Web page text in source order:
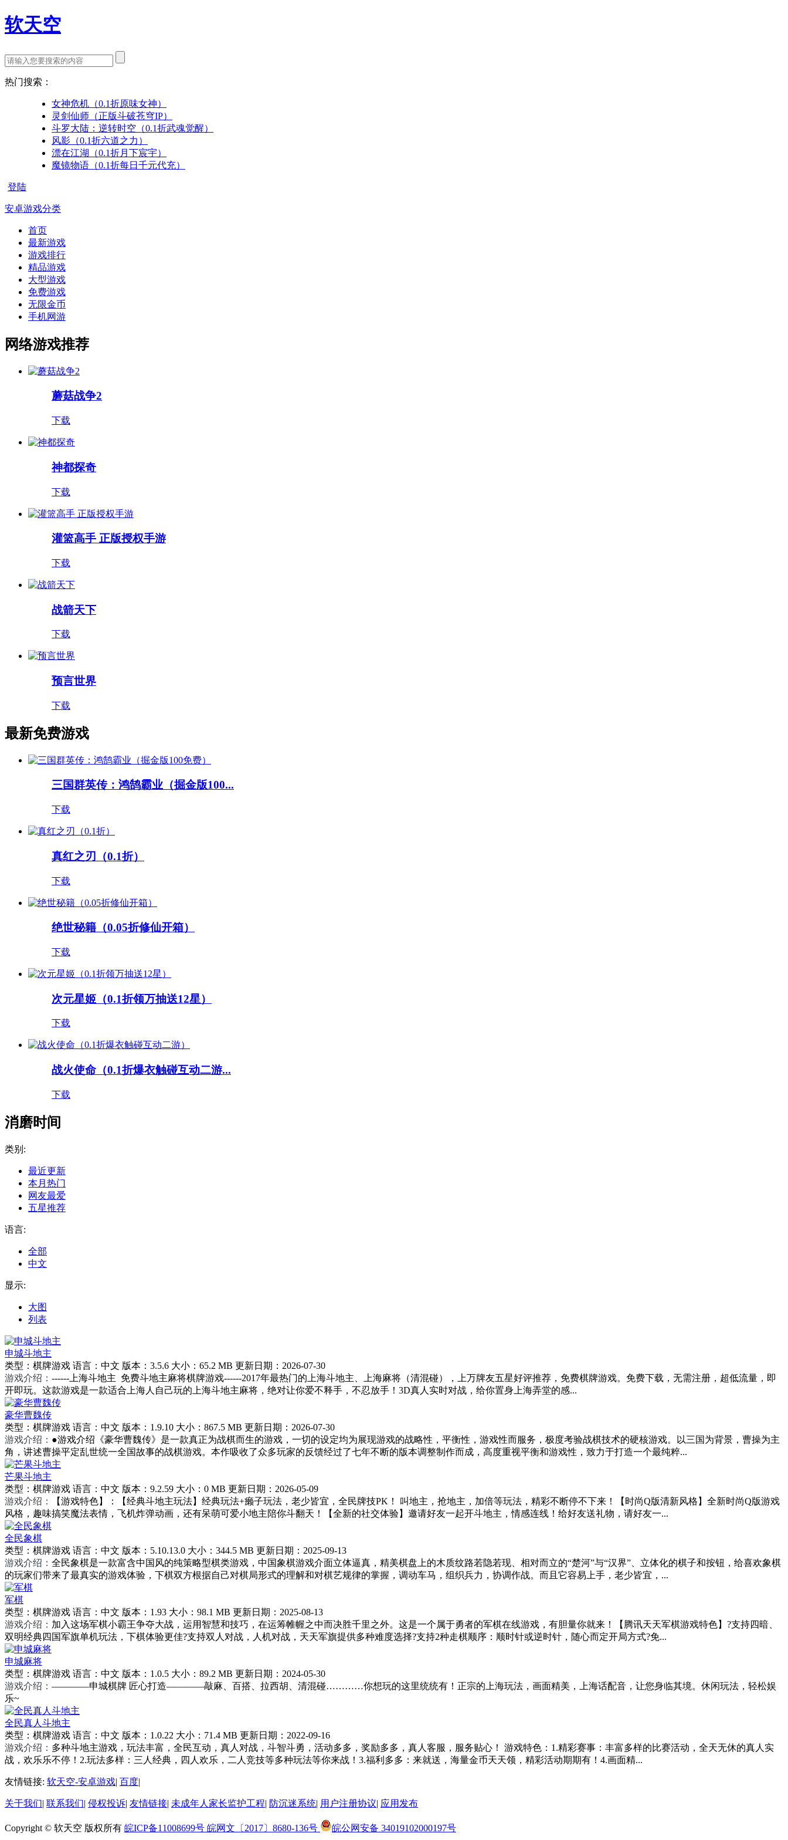
软天空
热门搜索：
女神危机（0.1折原味女神）
灵剑仙师（正版斗破苍穹IP）
斗罗大陆：逆转时空（0.1折武魂觉醒）
风影（0.1折六道之力）
漂在江湖（0.1折月下宸宇）
魔镜物语（0.1折每日千元代充）
登陆
安卓游戏分类
首页
最新游戏
游戏排行
精品游戏
大型游戏
免费游戏
无限金币
手机网游
网络游戏推荐
蘑菇战争2
下载
神都探奇
下载
灌篮高手 正版授权手游
下载
战箭天下
下载
预言世界
下载
最新免费游戏
三国群英传：鸿鹄霸业（掘金版100...
下载
真红之刃（0.1折）
下载
绝世秘籍（0.05折修仙开箱）
下载
次元星姬（0.1折领万抽送12星）
下载
战火使命（0.1折爆衣触碰互动二游...
下载
消磨时间
类别:
最近更新
本月热门
网友最爱
五星推荐
语言:
全部
中文
显示:
大图
列表
申城斗地主
类型： 棋牌游戏 语言： 中文 版本： 3.5.6 大小： 65.2 MB 更新日期： 2026-07-30
游戏介绍： ------上海斗地主 免费斗地主麻将棋牌游戏------2017年最热门的上海斗地主、上海麻将（清混碰），上万牌友五星好评推荐，免费棋牌游戏。免费下载，无需注册，超低流量，即
开即玩。这款游戏是一款适合上海人自己玩的上海斗地主麻将，绝对让你爱不释手，不忍放手！3D真人实时对战，给你置身上海弄堂的感...
豪华曹魏传
类型： 棋牌游戏 语言： 中文 版本： 1.9.10 大小： 867.5 MB 更新日期： 2026-07-30
游戏介绍： ●游戏介绍《豪华曹魏传》是一款真正为战棋而生的游戏，一切的设定均为展现游戏的战略性，平衡性，游戏性而服务，极度考验战棋技术的硬核游戏。以三国为背景，曹操为主
角，讲述曹操平定乱世统一全国故事的战棋游戏。本作吸收了众多玩家的反馈经过了七年不断的版本调整制作而成，高度重视平衡和游戏性，致力于打造一个最纯粹...
芒果斗地主
类型： 棋牌游戏 语言： 中文 版本： 9.2.59 大小： 0 MB 更新日期： 2026-05-09
游戏介绍：
【游戏特色】：【经典斗地主玩法】经典玩法+癞子玩法，老少皆宜，全民牌技PK！ 叫地主，抢地主，加倍等玩法，精彩不断停不下来！【时尚Q版清新风格】全新时尚Q版游戏
风格，趣味搞笑魔法表情，飞机炸弹动画，还有呆萌可爱小地主陪你斗翻天！【全新的社交体验】邀请好友一起开斗地主，情感连线！给好友送礼物，请好友一...
全民象棋
类型： 棋牌游戏 语言： 中文 版本： 5.10.13.0 大小： 344.5 MB 更新日期： 2025-09-13
游戏介绍： 全民象棋是一款富含中国风的纯策略型棋类游戏，中国象棋游戏介面立体逼真，精美棋盘上的木质纹路若隐若现、相对而立的“楚河”与“汉界”、立体化的棋子和按钮，给喜欢象棋
的玩家们带来了最真实的游戏体验，下棋双方根据自己对棋局形式的理解和对棋艺规律的掌握，调动车马，组织兵力，协调作战。而且它容易上手，老少皆宜，...
军棋
类型： 棋牌游戏 语言： 中文 版本： 1.93 大小： 98.1 MB 更新日期： 2025-08-13
游戏介绍： 加入这场军棋小霸王争夺大战，运用智慧和技巧，在运筹帷幄之中而决胜千里之外。这是一个属于勇者的军棋在线游戏，有胆量你就来！【腾讯天天军棋游戏特色】?支持四暗、
双明经典四国军旗单机玩法，下棋体验更佳?支持双人对战，人机对战，天天军旗提供多种难度选择?支持2种走棋顺序：顺时针或逆时针，随心而定开局方式?免...
申城麻将
类型： 棋牌游戏 语言： 中文 版本： 1.0.5 大小： 89.2 MB 更新日期： 2024-05-30
游戏介绍： ————申城棋牌 匠心打造————敲麻、百搭、拉西胡、清混碰…………你想玩的这里统统有！正宗的上海玩法，画面精美，上海话配音，让您身临其境。休闲玩法，轻松娱
乐~
全民真人斗地主
类型： 棋牌游戏 语言： 中文 版本： 1.0.22 大小： 71.4 MB 更新日期： 2022-09-16
游戏介绍： 多种斗地主游戏，玩法丰富，全民互动，真人对战，斗智斗勇，活动多多，奖励多多，真人客服，服务贴心！ 游戏特色：1.精彩赛事：丰富多样的比赛活动，全天无休的真人实
战，欢乐乐不停！2.玩法多样：三人经典，四人欢乐，二人竞技等多种玩法等你来战！3.福利多多：来就送，海量金币天天领，精彩活动期期有！4.画面精...
友情链接: 软天空-安卓游戏| 百度|
关于我们| 联系我们| 侵权投诉| 友情链接| 未成年人家长监护工程| 防沉迷系统| 用户注册协议| 应用发布
Copyright © 软天空 版权所有 皖ICP备11008699号 皖网文〔2017〕8680-136号 皖公网安备 34019102000197号